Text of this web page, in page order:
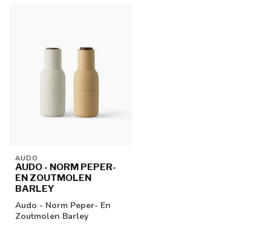
AUDO
AUDO - NORM PEPER-
EN ZOUTMOLEN
BARLEY
Audo - Norm Peper- En
Zoutmolen Barley